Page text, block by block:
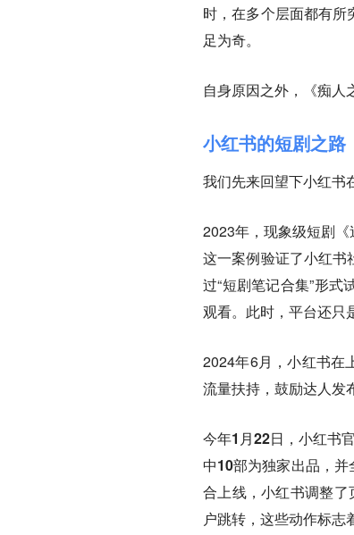
时，在多个层面都有
足为奇。
自身原因之外，《痴人
小红书的短剧之路
我们先来回望下小红书
2023年，现象级短剧
这一案例验证了小红书
过“短剧笔记合集”形
观看。此时，平台还只
2024年6月，小红书在
流量扶持，鼓励达人发
今年1月22日，小红书
中10部为独家出品，并
合上线，小红书调整了
户跳转，这些动作标志